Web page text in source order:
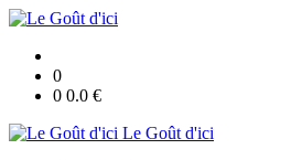
0
0 0.0 €
Le Goût d'ici